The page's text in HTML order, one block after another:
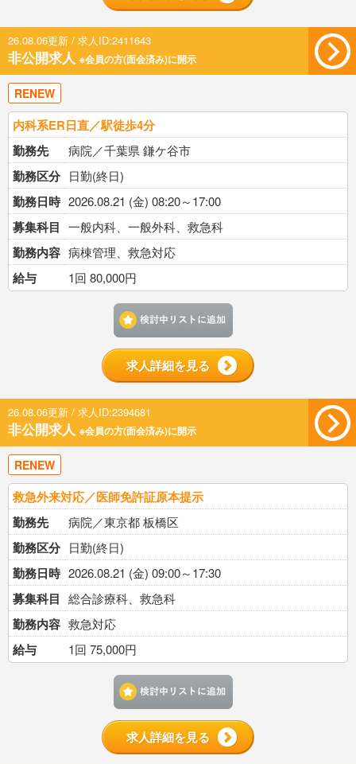
26.08.06更新 / 求人ID:2411643
非公開求人 ※会員の方(面会済み)に開示
RENEW
内科系ER日直／駅徒歩4分
勤務先
病院／千葉県 鎌ケ谷市
勤務区分 日勤(終日)
勤務日時 2026.08.21 (金) 08:20～17:00
募集科目 一般内科、一般外科、救急科
勤務内容 病棟管理、救急対応
給与 1回 80,000円
求人詳細を見る
26.08.06更新 / 求人ID:2394681
非公開求人 ※会員の方(面会済み)に開示
RENEW
救急外来対応／医師免許証原本提示
勤務先
病院／東京都 板橋区
勤務区分 日勤(終日)
勤務日時 2026.08.21 (金) 09:00～17:30
募集科目 総合診療科、救急科
勤務内容 救急対応
給与 1回 75,000円
求人詳細を見る